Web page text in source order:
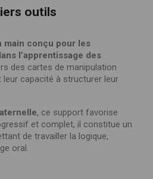
outils
main conçu pour les
l’apprentissage des
des cartes de manipulation
capacité à structurer leur
, ce support favorise
et complet, il constitue un
de travailler la logique,
oral.